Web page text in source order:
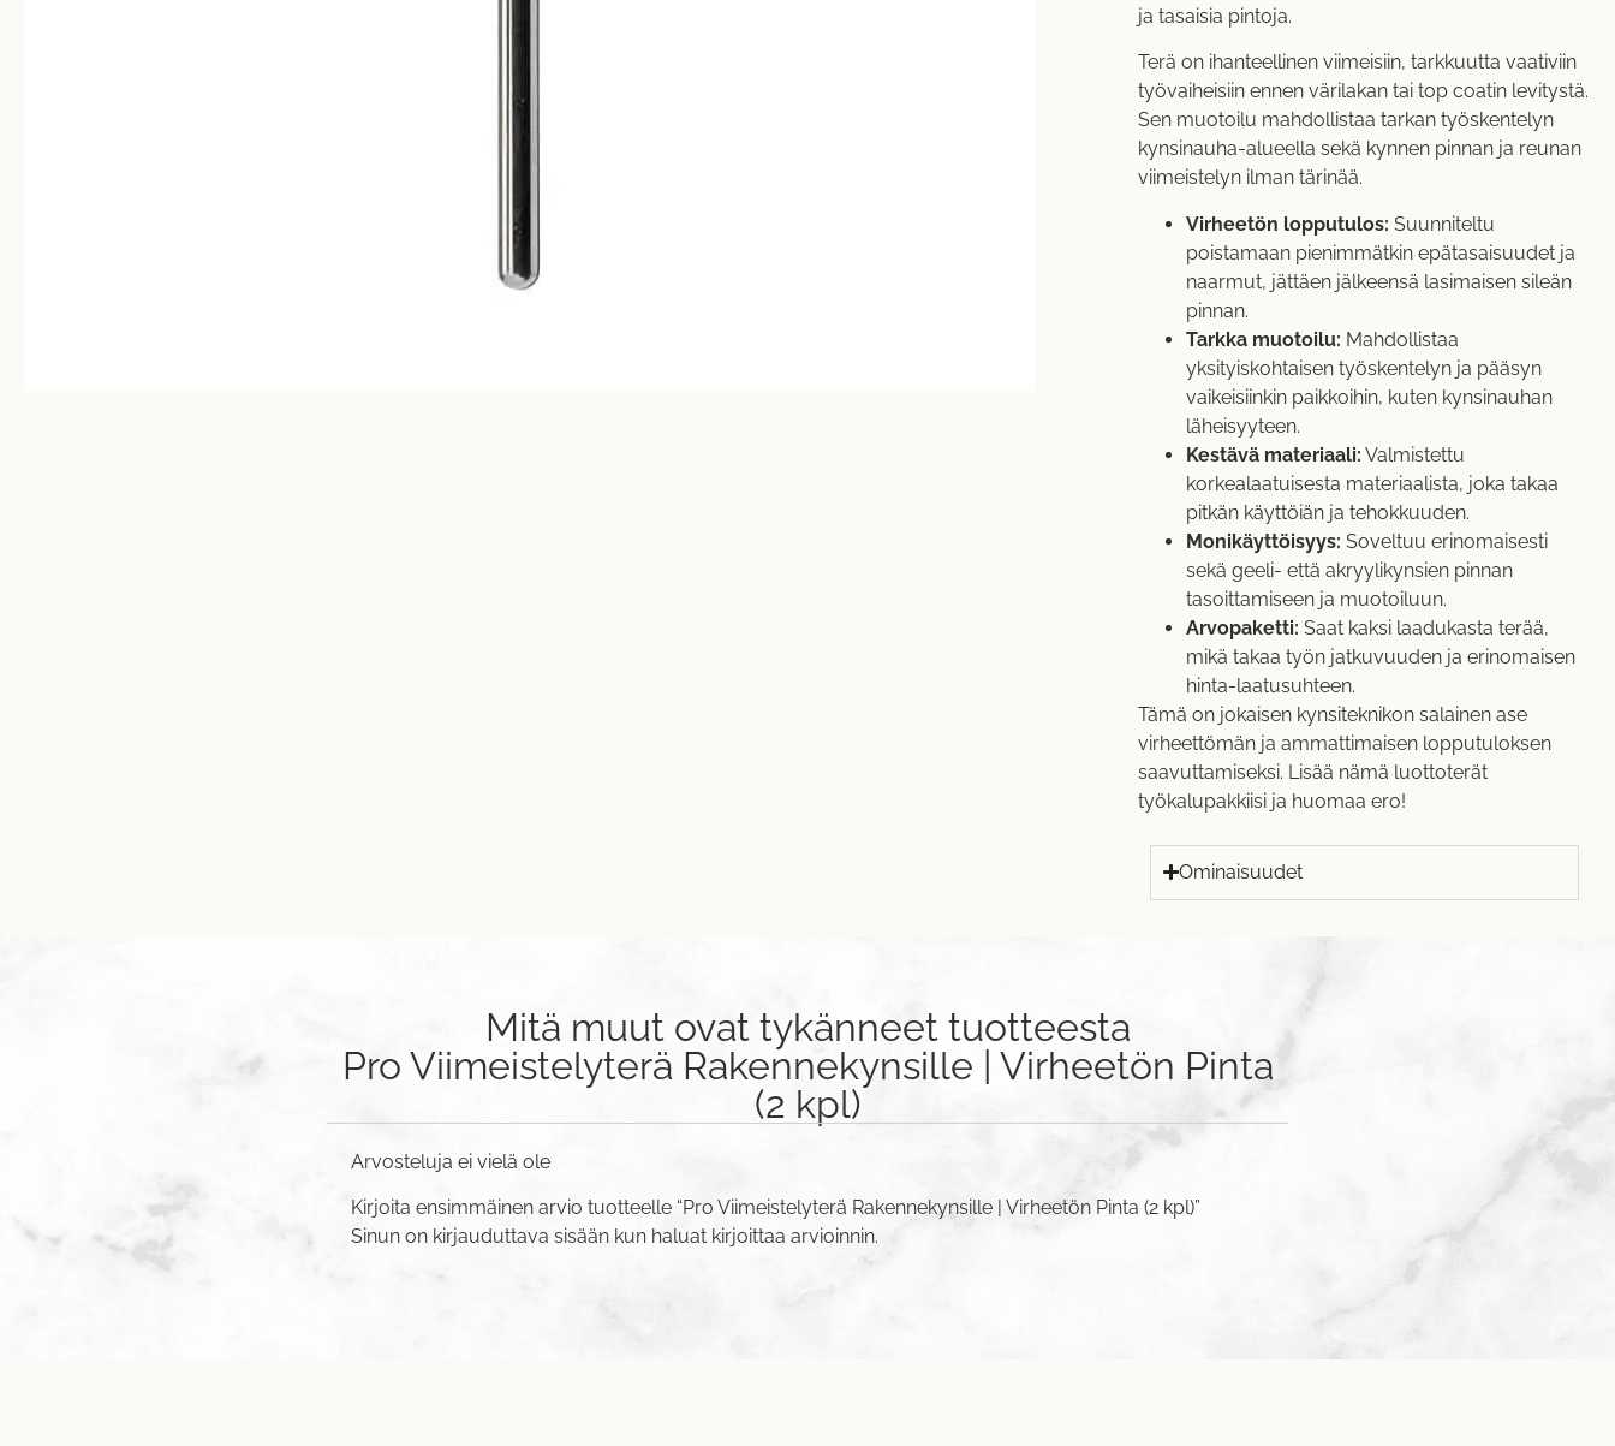
ja tasaisia pintoja.
Terä on ihanteellinen viimeisiin, tarkkuutta vaativiin
työvaiheisiin ennen värilakan tai top coatin levitystä.
Sen muotoilu mahdollistaa tarkan työskentelyn
kynsinauha-alueella sekä kynnen pinnan ja reunan
viimeistelyn ilman tärinää.
Virheetön lopputulos: Suunniteltu
poistamaan pienimmätkin epätasaisuudet ja
naarmut, jättäen jälkeensä lasimaisen sileän
pinnan.
Tarkka muotoilu: Mahdollistaa
yksityiskohtaisen työskentelyn ja pääsyn
vaikeisiinkin paikkoihin, kuten kynsinauhan
läheisyyteen.
Kestävä materiaali: Valmistettu
korkealaatuisesta materiaalista, joka takaa
pitkän käyttöiän ja tehokkuuden.
Monikäyttöisyys: Soveltuu erinomaisesti
sekä geeli- että akryylikynsien pinnan
tasoittamiseen ja muotoiluun.
Arvopaketti: Saat kaksi laadukasta terää,
mikä takaa työn jatkuvuuden ja erinomaisen
hinta-laatusuhteen.
Tämä on jokaisen kynsiteknikon salainen ase
virheettömän ja ammattimaisen lopputuloksen
saavuttamiseksi. Lisää nämä luottoterät
työkalupakkiisi ja huomaa ero!
Ominaisuudet
Mitä muut ovat tykänneet tuotteesta
Pro Viimeistelyterä Rakennekynsille | Virheetön Pinta
(2 kpl)
Arvosteluja ei vielä ole
Kirjoita ensimmäinen arvio tuotteelle “Pro Viimeistelyterä Rakennekynsille | Virheetön Pinta (2 kpl)”
Sinun on kirjauduttava sisään kun haluat kirjoittaa arvioinnin.